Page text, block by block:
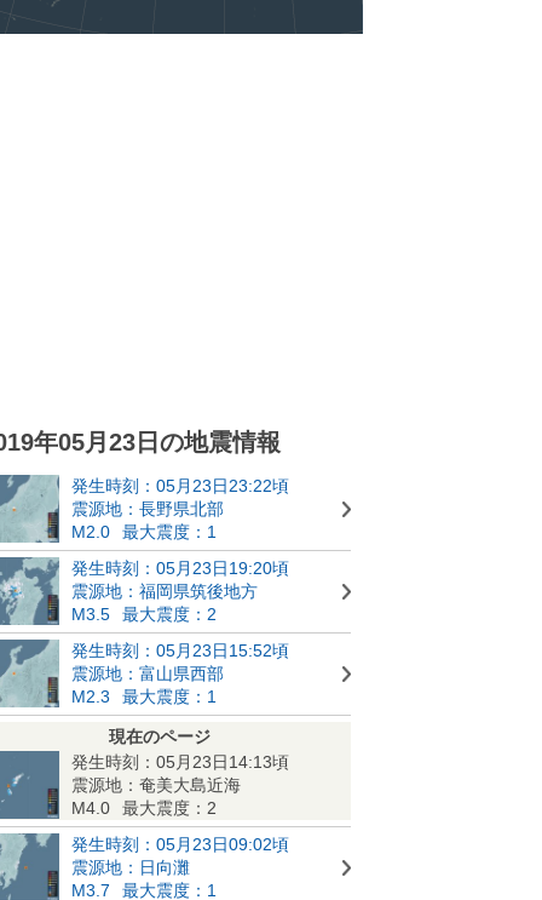
年05月23日の地震情報
発生時刻：05月23日23:22頃
震源地：長野県北部
M2.0
最大震度：1
発生時刻：05月23日19:20頃
震源地：福岡県筑後地方
M3.5
最大震度：2
発生時刻：05月23日15:52頃
震源地：富山県西部
M2.3
最大震度：1
現在のページ
発生時刻：05月23日14:13頃
震源地：奄美大島近海
M4.0
最大震度：2
発生時刻：05月23日09:02頃
震源地：日向灘
M3.7
最大震度：1